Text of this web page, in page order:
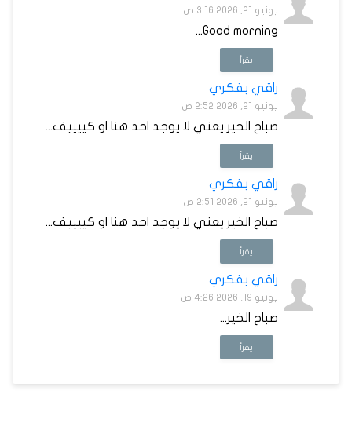
يونيو 21, 2026 3:16 ص
Good morning...
يقرأ
راقي بفكري
يونيو 21, 2026 2:52 ص
صباح الخير يعني لا يوجد احد هنا او كييييف...
يقرأ
راقي بفكري
يونيو 21, 2026 2:51 ص
صباح الخير يعني لا يوجد احد هنا او كييييف...
يقرأ
راقي بفكري
يونيو 19, 2026 4:26 ص
صباح الخير...
يقرأ